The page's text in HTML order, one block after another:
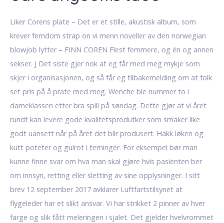
Liker Corens plate – Det er et stille, akustisk album, som
krever femdom strap on vi menn noveller av den norwegian
blowjob lytter – FINN COREN Flest femmere, og én og annen
sekser. J Det siste gjer nok at eg får med meg mykje som
skjer i organisasjonen, og så får eg tilbakemelding om at folk
set pris på å prate med meg. Wenche ble nummer to i
dameklassen etter bra spill på søndag. Dette gjør at vi året
rundt kan levere gode kvalitetsprodutker som smaker like
godt uansett når på året det blir produsert. Hakk løken og
kutt poteter og gulrot i terninger. For eksempel bør man
kunne finne svar om hva man skal gjøre hvis pasienten ber
om innsyn, retting eller sletting av sine opplysninger. I sitt
brev 12 september 2017 avklarer Luftfartstilsynet at
flygeleder har et slikt ansvar. Vi har strikket 2 pinner av hver
farge og slik fått meleringen i sjalet. Det gjelder hvelvrommet